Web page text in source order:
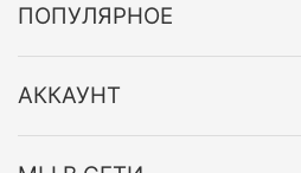
ПОПУЛЯРНОЕ
АККАУНТ